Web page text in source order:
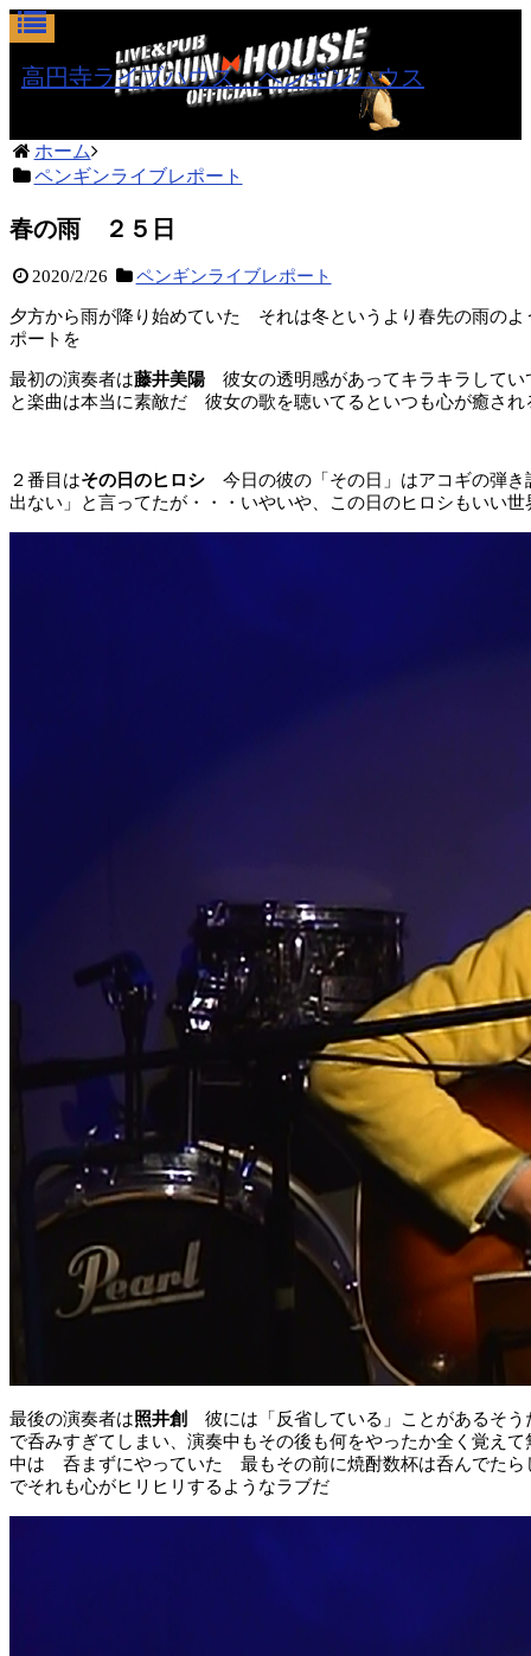
高円寺ライブハウス ペンギンハウス
ホーム
ペンギンライブレポート
春の雨 ２５日
2020/2/26 ペンギンライブレポート
夕方から雨が降り始めていた それは冬というより春先の雨の
ポートを
最初の演奏者は藤井美陽 彼女の透明感があってキラキラして
と楽曲は本当に素敵だ 彼女の歌を聴いてるといつも心が癒さ
２番目はその日のヒロシ 今日の彼の「その日」はアコギの弾
出ない」と言ってたが・・・いやいや、この日のヒロシもいい
最後の演奏者は照井創 彼には「反省している」ことがあるそ
で呑みすぎてしまい、演奏中もその後も何をやったか全く覚え
中は 呑まずにやっていた 最もその前に焼酎数杯は呑んでた
でそれも心がヒリヒリするようなラブだ